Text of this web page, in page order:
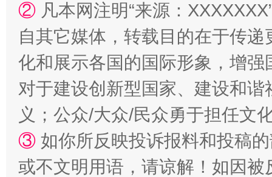
招工难、用工荒背后
② 凡本网注明“来源：
自其它媒体，转载目的在于传
化和展示各国的国际形象，增
对于建设创新型国家、建设和
义；公众/大众/民众勇于担任文
③ 如你所反映投诉报料和投稿
或不文明用语，请谅解！如因